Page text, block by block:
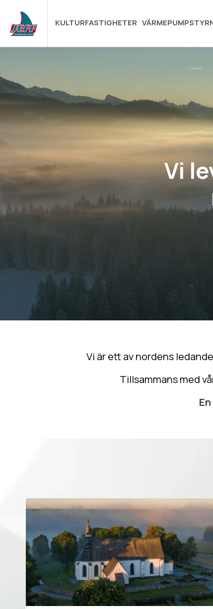
KULTURFASTIGHETER
Vi
Vi är ett av nordens
Tillsammans med